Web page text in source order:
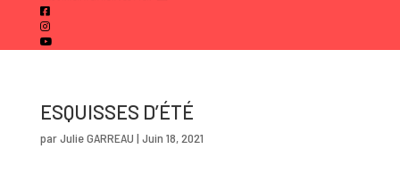
F
A
C
K
I
NY
B
ESQUISSES D’ÉTÉ
parJulie GARREAU | Juin 18, 2021